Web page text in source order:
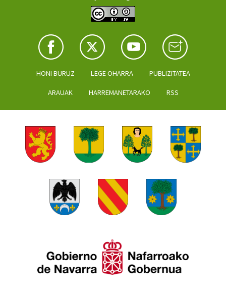
HONI BURUZ LEGE OHARRA PUBLIZITATEA
ARAUAK HARREMANETARAKO RSS